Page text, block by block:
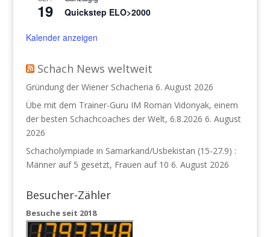
19 Quickstep ELO>2000
Kalender anzeigen
Schach News weltweit
Gründung der Wiener Schacheria 6. August 2026
Übe mit dem Trainer-Guru IM Roman Vidonyak, einem
der besten Schachcoaches der Welt, 6.8.2026 6. August
2026
Schacholympiade in Samarkand/Usbekistan (15-27.9) :
Männer auf 5 gesetzt, Frauen auf 10 6. August 2026
Besucher-Zähler
Besuche seit 2018